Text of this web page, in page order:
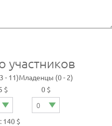
участников
- 11)
$
Младенцы (0 - 2)
0 $
140 $